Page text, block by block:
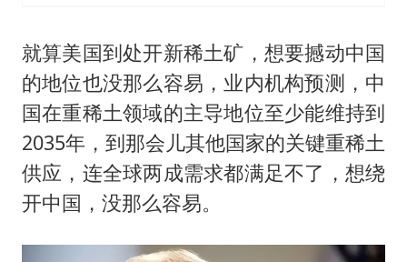
就算美国到处开新稀土矿，想要撼动中国
的地位也没那么容易，业内机构预测，中
国在重稀土领域的主导地位至少能维持到
2035年，到那会儿其他国家的关键重稀土
供应，连全球两成需求都满足不了，想绕
开中国，没那么容易。